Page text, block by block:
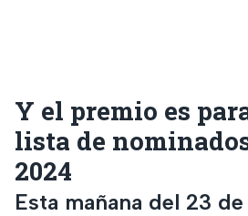
Y el premio es
lista de
2024
Esta mañana del 23